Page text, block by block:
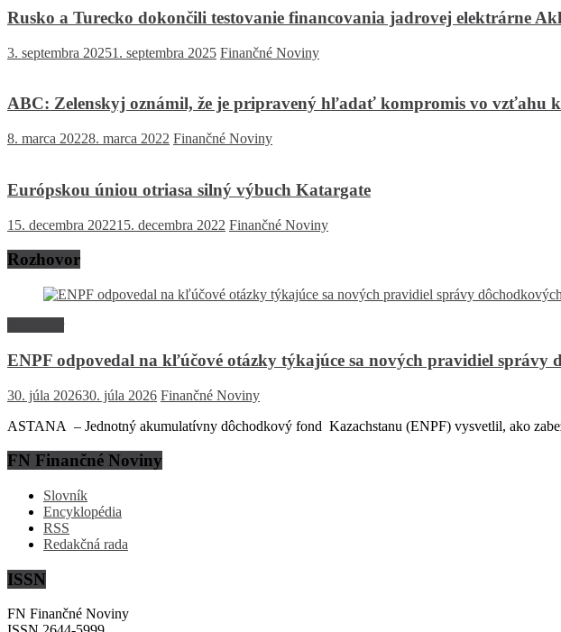
Rusko a Turecko dokončili testovanie financovania jadrovej elektrárne
3. septembra 20251. septembra 2025 Finančné Noviny
ABC: Zelenskyj oznámil, že je pripravený hľadať kompromis vo
8. marca 20228. marca 2022 Finančné Noviny
Európskou úniou otriasa silný výbuch Katargate
15. decembra 202215. decembra 2022 Finančné Noviny
Rozhovor
ENPF odpovedal na kľúčové otázky týkajúce sa nových pravidiel správy
30. júla 202630. júla 2026 Finančné Noviny
ASTANA – Jednotný akumulatívny dôchodkový fond Kazachstanu (ENPF) vysvetlil, ako
FN Finančné Noviny
Slovník
Encyklopédia
RSS
Redakčná rada
ISSN
FN Finančné Noviny